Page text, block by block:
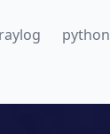
python